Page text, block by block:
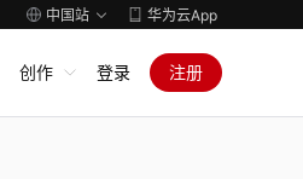
中国站 华为云App
创作 登录 注册